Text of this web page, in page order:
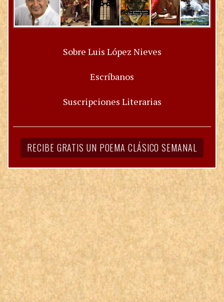
Sobre Luis López Nieves
Escríbanos
Suscripciones Literarias
RECIBE GRATIS UN POEMA CLÁSICO SEMANAL